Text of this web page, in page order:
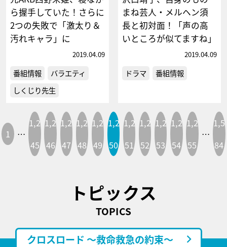
ら握手していた！さらに
2つの失敗で「激太り＆
汚れキャラ」に
2019.04.09
番組情報
バラエティ
しくじり先生
まね芸人・メルヘン須
長と初対面！「声の高
いところが似てますね」
2019.04.09
ドラマ 番組情報
1 …
1,2
45
1,2
46
1,2
47
1,2
48
1,2
49
1,2
50
1,2
51
1,2
52
1,2
53
1,2
54
1,2
55
…
1,5
84
トピックス
TOPICS
クロスロード ～救命救急の約束～